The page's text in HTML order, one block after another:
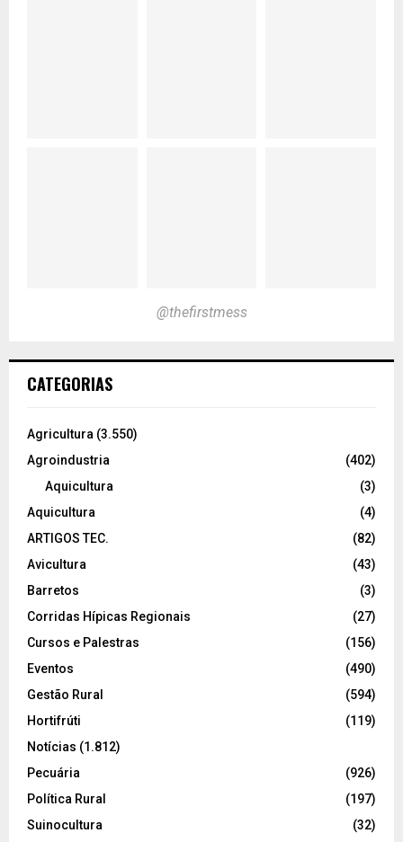
@thefirstmess
CATEGORIAS
Agricultura (3.550)
Agroindustria
(402)
Aquicultura
(3)
Aquicultura
(4)
ARTIGOS TEC.
(82)
Avicultura
(43)
Barretos
(3)
Corridas Hípicas Regionais
(27)
Cursos e Palestras
(156)
Eventos
(490)
Gestão Rural
(594)
Hortifrúti
(119)
Notícias (1.812)
Pecuária
(926)
Política Rural
(197)
Suinocultura
(32)